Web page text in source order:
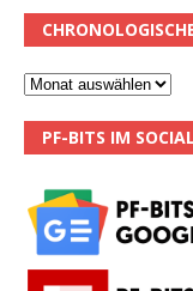
PF-BITS IM